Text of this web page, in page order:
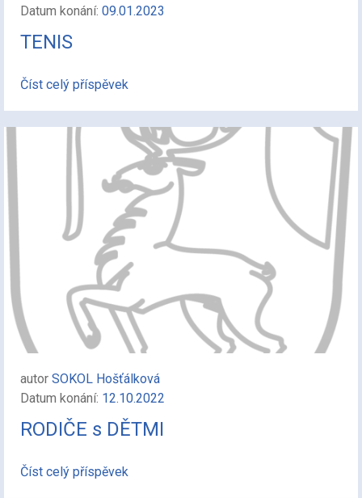
Datum konání: 09.01.2023
TENIS
Číst celý příspěvek
autor SOKOL Hošťálková
Datum konání: 12.10.2022
RODIČE s DĚTMI
Číst celý příspěvek